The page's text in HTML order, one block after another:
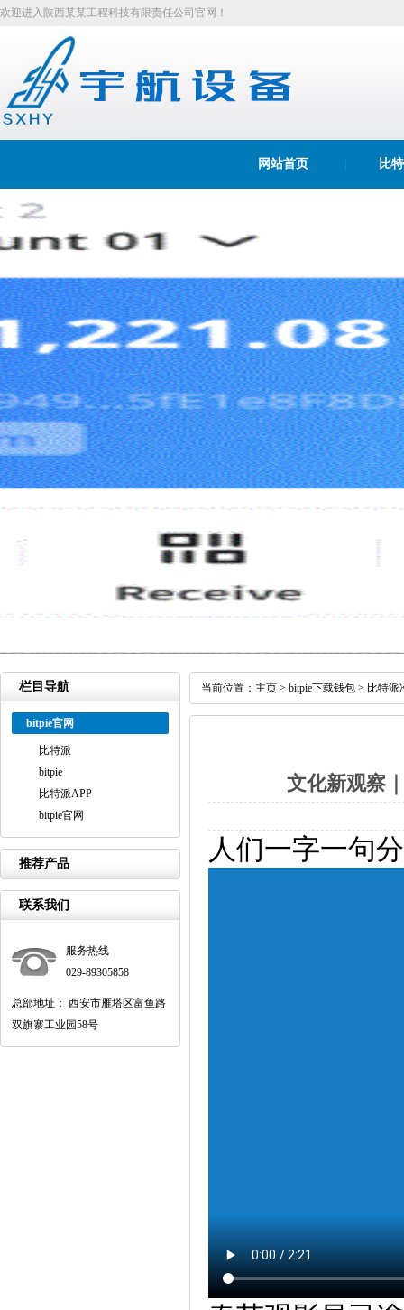
欢迎进入陕西某某工程科技有限责任公司官网！
网站首页 比
栏目导航
bitpie官网
比特派
bitpie
比特派APP
bitpie官网
推荐产品
联系我们
服务热线
029-89305858
总部地址： 西安市雁塔区富鱼路
双旗寨工业园58号
当前位置： 主页 > bitpie下载钱包 > 比特派
文化新观察
人们一字一句